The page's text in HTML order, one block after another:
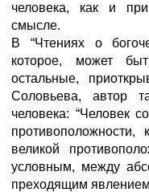
человека, как и
смысле.
В “Чтениях о
которое, может
остальные,
Соловьева, автор
человека: “Человек
великой
условным, между
преходящим